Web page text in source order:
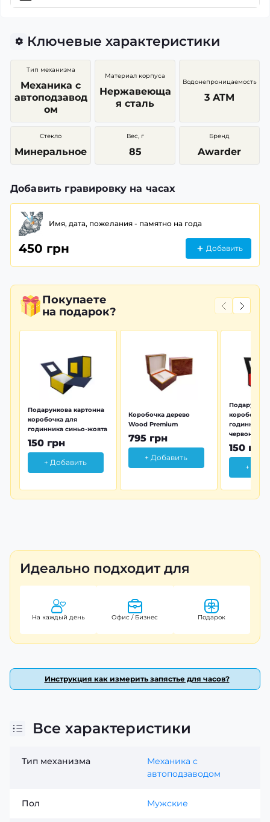
Ключевые характеристики
Тип механизма
Механика с
автоподзавод
ом
Материал корпуса
Нержавеюща
я сталь
Водонепроницаемость
3 ATM
Стекло
Минеральное
Вес, г
85
Бренд
Awarder
Добавить гравировку на часах
Имя, дата, пожелания - памятно на года
450 грн Добавить
Покупаете
на подарок?
Подарункова картонна
коробочка для
годинника синьо-жовта
150 грн
+ Добавить
Коробочка дерево
Wood Premium
795 грн
+ Добавить
коробочка
годинника
червона
150 грн
+
Идеально подходит для
На каждый день Офис / Бизнес Подарок
Инструкция как измерить запястье для часов?
Все характеристики
Тип механизма
Механика с
автоподзаводом
Пол Мужские